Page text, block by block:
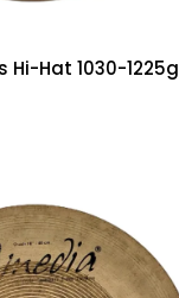
Hi-Hat 1030-1225g